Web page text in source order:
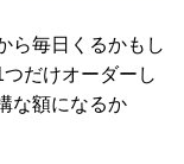
ら毎日くるかもし
だけオーダーし
な額になるか